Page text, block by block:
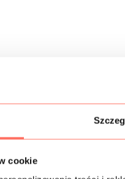
cookie